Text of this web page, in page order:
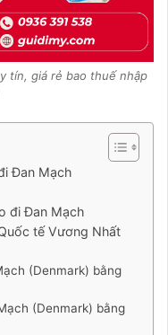
tín, giá rẻ bao thuế nhập
Đan Mạch
đi Đan Mạch
tế Vương Nhất
(Denmark) bằng
(Denmark) bằng